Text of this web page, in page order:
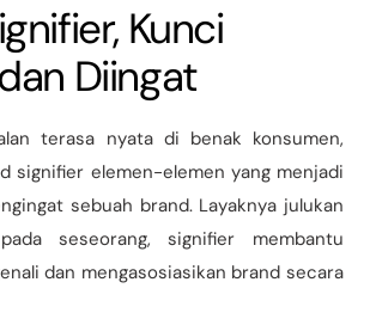
Kunci
Diingat
terasa nyata di benak konsumen,
signifier elemen-elemen yang menjadi
sebuah brand. Layaknya julukan
seseorang, signifier membantu
dan mengasosiasikan brand secara